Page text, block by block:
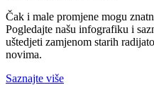
Čak i male promjene mogu
Pogledajte našu infografiku i
uštedjeti zamjenom starih
novima.
Saznajte više